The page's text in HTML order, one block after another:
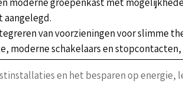
aangelegd.
van voorzieningen voor slimme
moderne schakelaars en
en het besparen op energie,